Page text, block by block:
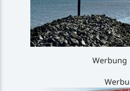
Werbung